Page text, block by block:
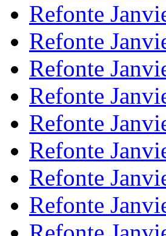
Refonte
Refonte
Refonte
Refonte
Refonte
Refonte
Refonte
Refonte